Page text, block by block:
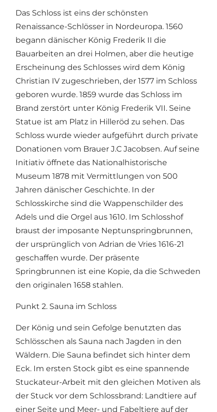
Das Schloss ist eins der schönsten
Renaissance-Schlösser in Nordeuropa. 1560
begann dänischer König Frederik II die
Bauarbeiten an drei Holmen, aber die heutige
Erscheinung des Schlosses wird dem König
Christian IV zugeschrieben, der 1577 im Schloss
geboren wurde. 1859 wurde das Schloss im
Brand zerstört unter König Frederik VII. Seine
Statue ist am Platz in Hilleröd zu sehen. Das
Schloss wurde wieder aufgeführt durch private
Donationen vom Brauer J.C Jacobsen. Auf seine
Initiativ öffnete das Nationalhistorische
Museum 1878 mit Vermittlungen von 500
Jahren dänischer Geschichte. In der
Schlosskirche sind die Wappenschilder des
Adels und die Orgel aus 1610. Im Schlosshof
braust der imposante Neptunspringbrunnen,
der ursprünglich von Adrian de Vries 1616-21
geschaffen wurde. Der präsente
Springbrunnen ist eine Kopie, da die Schweden
den originalen 1658 stahlen.
Punkt 2. Sauna im Schloss
Der König und sein Gefolge benutzten das
Schlösschen als Sauna nach Jagden in den
Wäldern. Die Sauna befindet sich hinter dem
Eck. Im ersten Stock gibt es eine spannende
Stuckateur-Arbeit mit den gleichen Motiven als
der Stuck vor dem Schlossbrand: Landtiere auf
einer Seite und Meer- und Fabeltiere auf der